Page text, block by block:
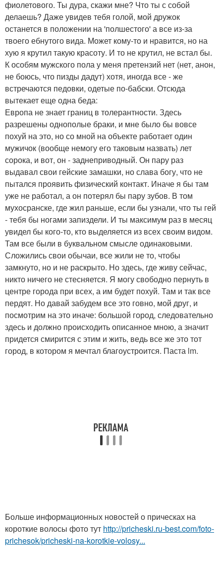
фиолетового. Ты дура, скажи мне? Что ты с собой
делаешь? Даже увидев тебя голой, мой дружок
останется в положении на 'полшестого' а все из-за
твоего ебнутого вида. Может кому-то и нравится, но на
хую я крутил такую красоту. И то не крутил, не встал бы.
К особям мужского пола у меня претензий нет (нет, анон,
не боюсь, что пизды дадут) хотя, иногда все - же
встречаются педовки, одетые по-бабски. Отсюда
вытекает еще одна беда:
Европа не знает границ в толерантности. Здесь
разрешены однополые браки, и мне было бы вовсе
похуй на это, но со мной на объекте работает один
мужичок (вообще немогу его таковым назвать) лет
сорока, и вот, он - заднеприводный. Он пару раз
выдавал свои гейские замашки, но слава богу, что не
пытался проявить физический контакт. Иначе я бы там
уже не работал, а он потерял бы пару зубов. В том
мухосранске, где жил раньше, если бы узнали, что ты гей
- тебя бы ногами запиздели. И ты максимум раз в месяц
увидел бы кого-то, кто выделяется из всех своим видом.
Там все были в буквальном смысле одинаковыми.
Сложились свои обычаи, все жили не то, чтобы
замкнуто, но и не раскрыто. Но здесь, где живу сейчас,
никто ничего не стесняется. Я могу свободно пернуть в
центре города при всех, а им будет похуй. Там и так все
пердят. Но давай забудем все это говно, мой друг, и
посмотрим на это иначе: большой город, следовательно
здесь и должно происходить описанное мною, а значит
придется смирится с этим и жить, ведь все же это тот
город, в котором я мечтал благоустроится. Паста lm.
Больше информационных новостей о прическах на
короткие волосы фото тут http://pricheski.ru-best.com/foto-
prichesok/pricheski-na-korotkie-volosy...